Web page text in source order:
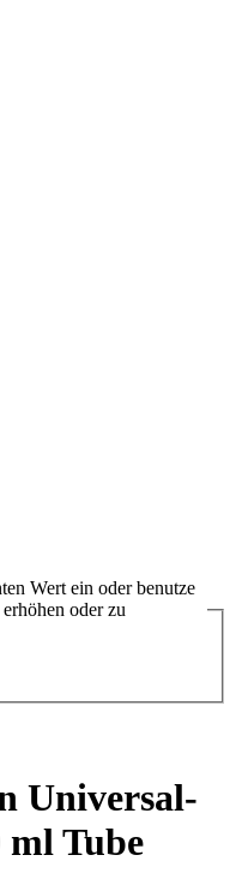
Wert ein oder benutze
oder zu
Universal-
Tube